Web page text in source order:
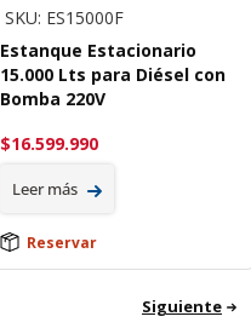
SKU: ES15000F
Estanque Estacionario
15.000 Lts para Diésel con
Bomba 220V
$16.599.990
Leer más
Reservar
Siguiente